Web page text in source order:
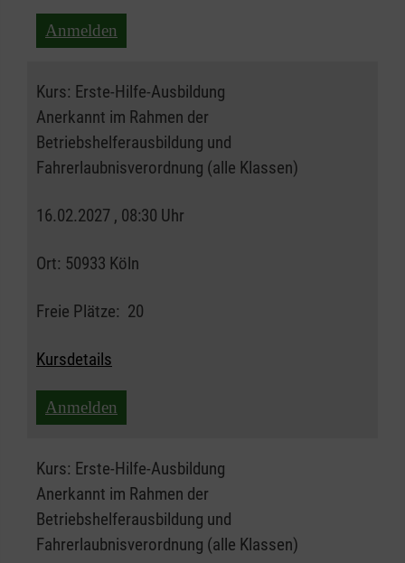
Anmelden
Kurs: Erste-Hilfe-Ausbildung
Anerkannt im Rahmen der
Betriebshelferausbildung und
Fahrerlaubnisverordnung (alle Klassen)
16.02.2027 , 08:30 Uhr
Ort: 50933 Köln
Freie Plätze: 20
Kursdetails
Anmelden
Kurs: Erste-Hilfe-Ausbildung
Anerkannt im Rahmen der
Betriebshelferausbildung und
Fahrerlaubnisverordnung (alle Klassen)